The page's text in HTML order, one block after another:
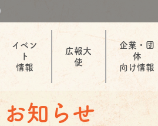
イベン
ト
情報
広報大
使
企業・団
体
向け情報
お知らせ